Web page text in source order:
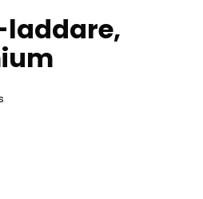
laddare,
premium mängd